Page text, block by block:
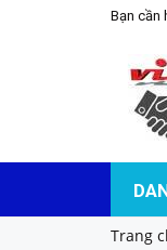
Bạn cần
Trang